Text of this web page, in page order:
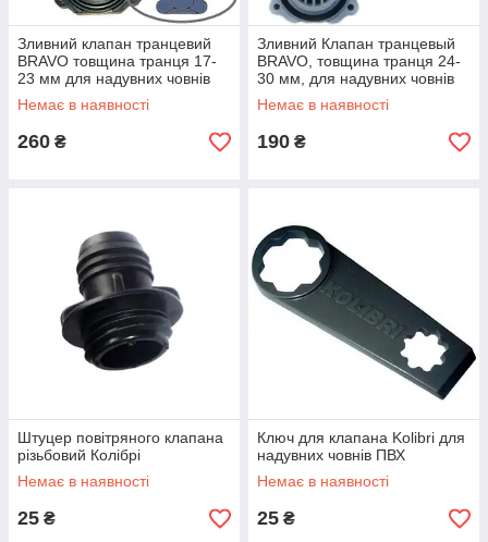
Зливний клапан транцевий
BRAVO товщина транця 17-
23 мм для надувних човнів
ПВХ
Немає в наявності
260 ₴
Зливний Клапан транцевый
BRAVO, товщина транця 24-
30 мм, для надувних човнів
ПВХ
Немає в наявності
190 ₴
Штуцер повітряного клапана
різьбовий Колібрі
Немає в наявності
25 ₴
Ключ для клапана Kolibri для
надувних човнів ПВХ
Немає в наявності
25 ₴